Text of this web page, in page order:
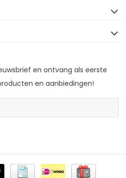
en ontvang als eerste
en aanbiedingen!